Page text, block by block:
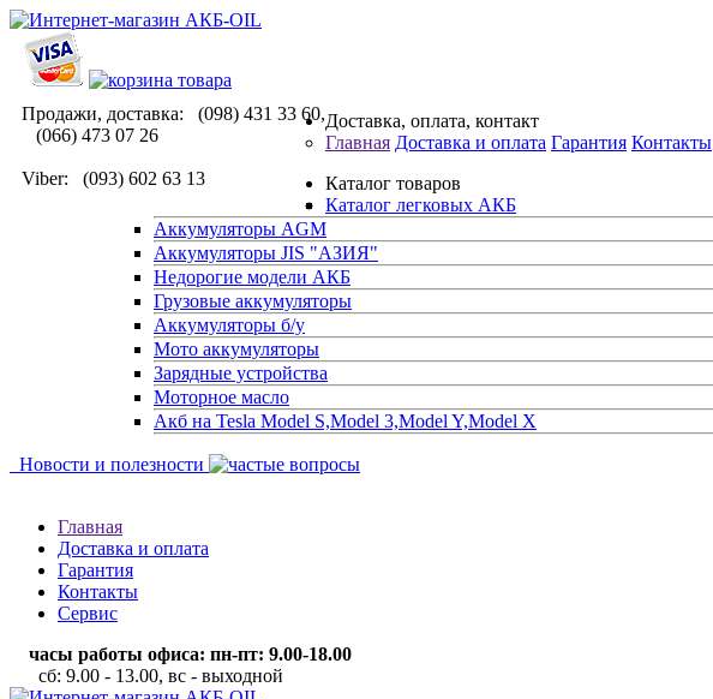
Продажи, доставка: (098) 431 33 60,
(066) 473 07 26
Viber: (093) 602 63 13
Доставка, оплата, контакт
Главная Доставка и оплата Гарантия Контакты
Каталог товаров
Каталог легковых АКБ
Аккумуляторы AGM
Аккумуляторы JIS "АЗИЯ"
Недорогие модели АКБ
Грузовые аккумуляторы
Аккумуляторы б/у
Мото аккумуляторы
Зарядные устройства
Моторное масло
Акб на Tesla Model S,Model 3,Model Y,Model X
Новости и полезности
Главная
Доставка и оплата
Гарантия
Контакты
Сервис
часы работы офиса: пн-пт: 9.00-18.00
сб: 9.00 - 13.00, вс - выходной